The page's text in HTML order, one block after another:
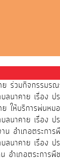
ย ร่วมกิจกรรม
บลนาคาย เรื่อ
ย ให้บริการพ่น
ลนาคาย เรื่อง
อำเภอตระกา
บลนาคาย เรื่อง
ำเภอตระการพื